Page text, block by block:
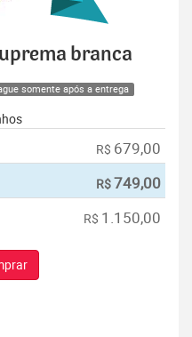
branca
somente após a entrega
R$ 679,00
R$749,00
R$ 1.150,00